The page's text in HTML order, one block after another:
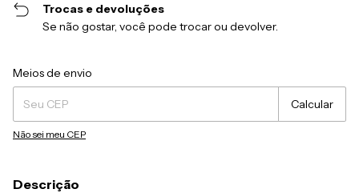
Trocas e devoluções
Se não gostar, você pode trocar ou devolver.
Entregas para o CEP:
Meios de envio
Calcular
Não sei meu CEP
Descrição